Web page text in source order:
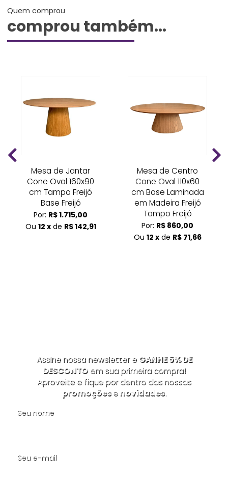
Quem comprou
comprou também...
Mesa de Jantar
Cone Oval 160x90
cm Tampo Freijó
Base Freijó
Por: R$ 1.715,00
Ou 12 xde R$ 142,91
Mesa de Centro
Cone Oval 110x60
cm Base Laminada
em Madeira Freijó
Tampo Freijó
Por: R$ 860,00
Ou 12 xde R$ 71,66
Assine nossa newsletter e GANHE 5% DE
DESCONTOem sua primeira compra!
Aproveite e fique por dentro das nossas
promoçõesenovidades.
Seu nome
Seu e-mail